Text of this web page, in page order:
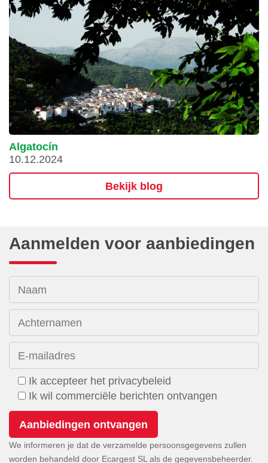
Algatocín
10.12.2024
Bekijk blog
Aanmelden voor aanbiedingen
Naam
Achternamen
E-mailadres
Ik accepteer het privacybeleid
Ik wil commerciële berichten ontvangen
We informeren je dat de verzamelde persoonsgegevens zullen
worden behandeld door Ecargest SL als de gegevensbeheerder.